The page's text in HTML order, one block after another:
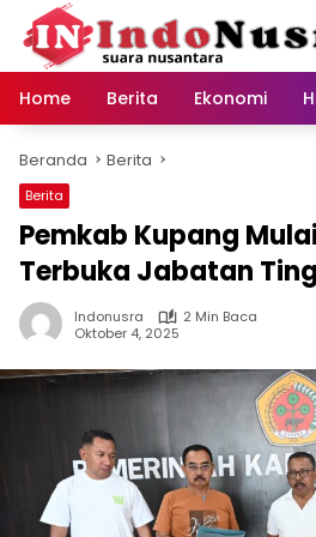
Langsung
konten
Home
Berita Ekonomi
Beranda Berita
Berita
Pemkab Kupang
Terbuka Jabatan
Indonusra
2 Min Baca
Oktober 4, 2025